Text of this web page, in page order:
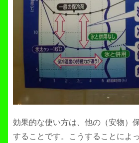
効果的な使い方は、他の（安物）
することです。こうすることによ